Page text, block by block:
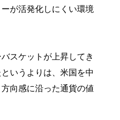
が活発化しにくい環境
スケットが上昇してき
いうよりは、米国を中
向感に沿った通貨の値